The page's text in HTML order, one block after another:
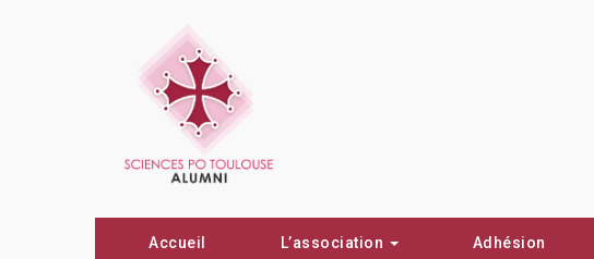
Accueil L’association Adhésion